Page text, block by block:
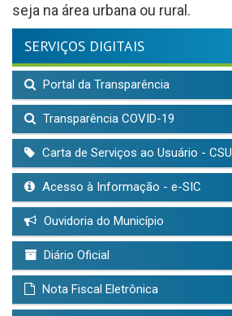
seja na área urbana ou rural.
SERVIÇOS DIGITAIS
Portal da Transparência
Transparência COVID-19
Carta de Serviços ao Usuário - CSU
Acesso à Informação - e-SIC
Ouvidoria do Município
Diário Oficial
Nota Fiscal Eletrônica